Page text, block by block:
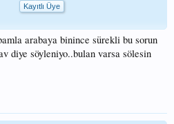
Kayıtlı Üye
arabaya binince sürekli bu sorun
diye söyleniyo..bulan varsa sölesin